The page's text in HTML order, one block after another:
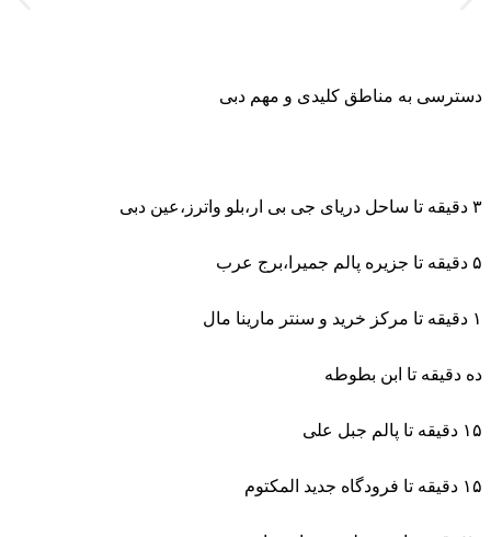
دسترسی به مناطق کلیدی و مهم دبی
۳ دقیقه تا ساحل دریای جی بی ار،بلو واترز،عین دبی
۵ دقیقه تا جزیره پالم جمیرا،برج عرب
۱ دقیقه تا مرکز خرید و سنتر مارینا مال
ده دقیقه تا ابن بطوطه
۱۵ دقیقه تا پالم جبل علی
۱۵ دقیقه تا فرودگاه جدید المکتوم